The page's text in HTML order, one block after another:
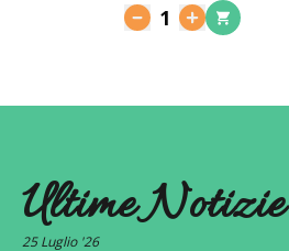
1
Ultime Notizie
25 Luglio '26